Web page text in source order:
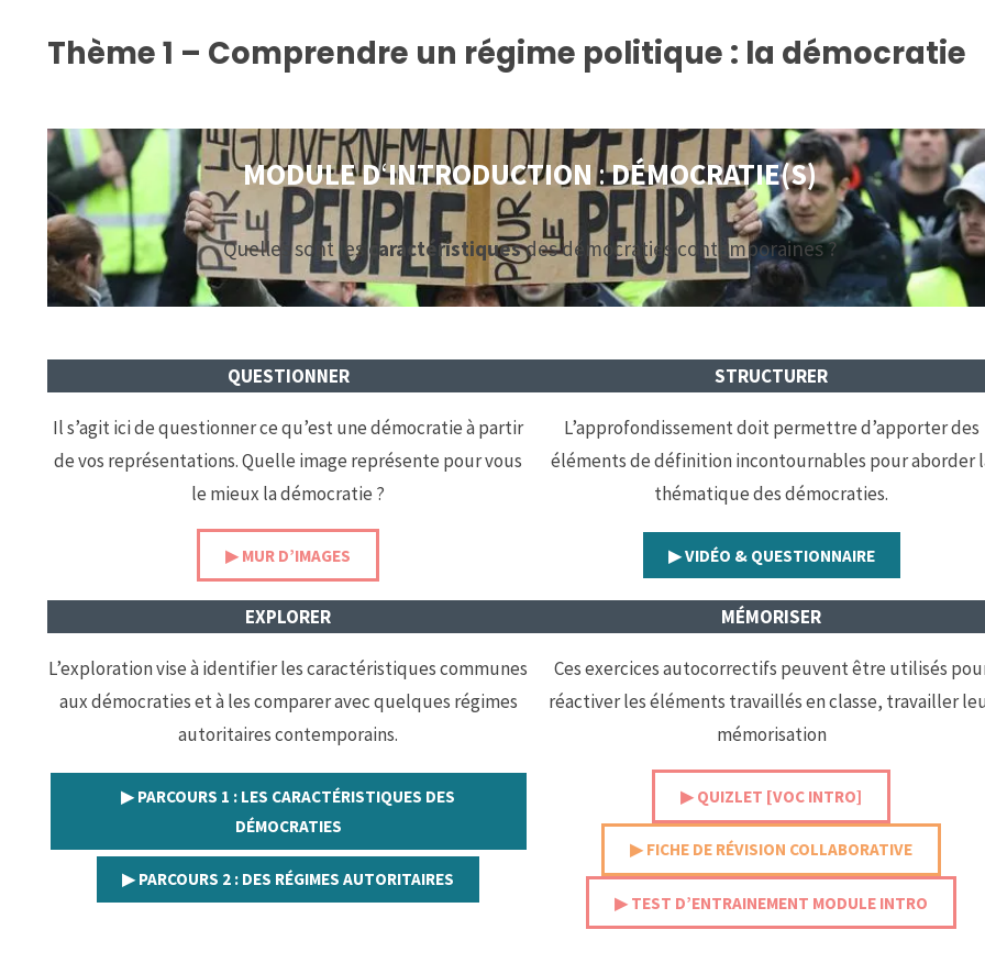
Thème 1 – Comprendre un régime politique : la démocratie
MODULE D‘INTRODUCTION:DÉMOCRATIE(S)
Quelles sont lescaractéristiquesdes démocraties contemporaines ?
QUESTIONNER
Il s’agit ici de questionner ce qu’est une démocratie à partir
de vos représentations. Quelle image représente pour vous
le mieux la démocratie ?
▶︎ MUR D’IMAGES
STRUCTURER
L’approfondissement doit permettre d’apporter des
éléments de définition incontournables pour aborder
thématique des démocraties.
▶︎ VIDÉO & QUESTIONNAIRE
EXPLORER
L’exploration vise à identifier les caractéristiques communes
aux démocraties et à les comparer avec quelques régimes
autoritaires contemporains.
▶︎ PARCOURS 1 : LES CARACTÉRISTIQUES DES
DÉMOCRATIES
▶︎ PARCOURS 2 : DES RÉGIMES AUTORITAIRES
MÉMORISER
Ces exercices autocorrectifs peuvent être utilisés
réactiver les éléments travaillés en classe, travailler
mémorisation
▶︎ QUIZLET [VOC INTRO]
▶︎ FICHE DE RÉVISION COLLABORATIVE
▶︎ TEST D’ENTRAINEMENT MODULE INTRO